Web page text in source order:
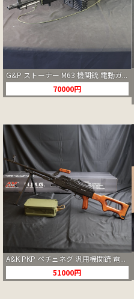
G&P ストーナー M63 機関銃 電動ガ...
70000円
A&K PKP ペチェネグ 汎用機関銃 電...
51000円